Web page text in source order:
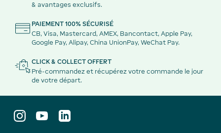
& avantages exclusifs.
PAIEMENT 100% SÉCURISÉ
CB, Visa, Mastercard, AMEX, Bancontact, Apple Pay,
Google Pay, Alipay, China UnionPay, WeChat Pay.
CLICK & COLLECT OFFERT
Pré-commandez et récupérez votre commande le jour
de votre départ.